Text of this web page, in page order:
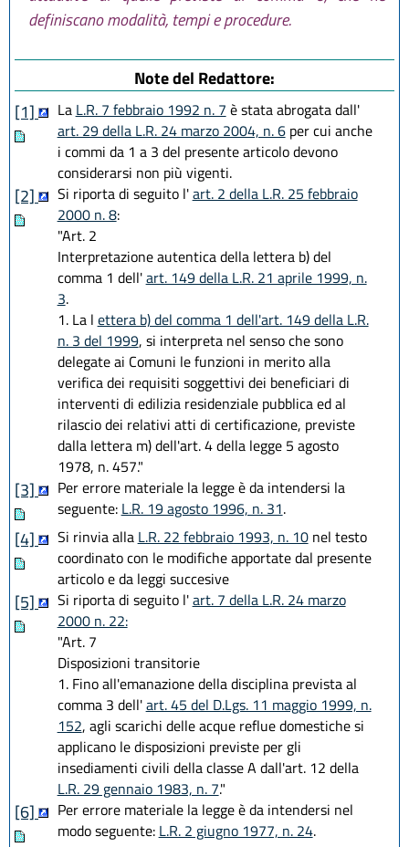
definiscano modalità, tempi e procedure.
Note del Redattore:
[1]
La L.R. 7 febbraio 1992 n. 7 è stata abrogata dall'
art. 29 della L.R. 24 marzo 2004, n. 6per cui anche
i commi da 1 a 3 del presente articolo devono
considerarsi non più vigenti.
[2] Si riporta di seguito l'art. 2 della L.R. 25 febbraio
2000 n. 8:
"Art. 2
Interpretazione autentica della lettera b) del
comma 1 dell'art. 149 della L.R. 21 aprile 1999, n.
3.
1. La l ettera b) del comma 1 dell'art. 149 della L.R.
n. 3 del 1999, si interpreta nel senso che sono
delegate ai Comuni le funzioni in merito alla
verifica dei requisiti soggettivi dei beneficiari di
interventi di edilizia residenziale pubblica ed al
rilascio dei relativi atti di certificazione, previste
dalla lettera m) dell'art. 4 della legge 5 agosto
1978, n. 457."
[3]
Per errore materiale la legge è da intendersi la
seguente: L.R. 19 agosto 1996, n. 31.
[4] Si rinvia alla L.R. 22 febbraio 1993, n. 10nel testo
coordinato con le modifiche apportate dal presente
articolo e da leggi succesive
[5] Si riporta di seguito l'art. 7 della L.R. 24 marzo
2000 n. 22:
"Art. 7
Disposizioni transitorie
1. Fino all'emanazione della disciplina prevista al
comma 3 dell'art. 45 del D.Lgs. 11 maggio 1999, n.
152, agli scarichi delle acque reflue domestiche si
applicano le disposizioni previste per gli
insediamenti civili della classe A dall'art. 12 della
L.R. 29 gennaio 1983, n. 7."
[6]
Per errore materiale la legge è da intendersi nel
modo seguente: L.R. 2 giugno 1977, n. 24.